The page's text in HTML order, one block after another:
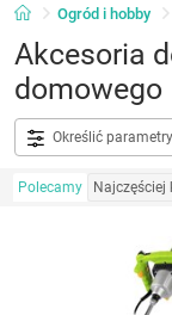
Ogród i hobby
Akcesoria
domowego
Określić parametry
Polecamy Najczęściej